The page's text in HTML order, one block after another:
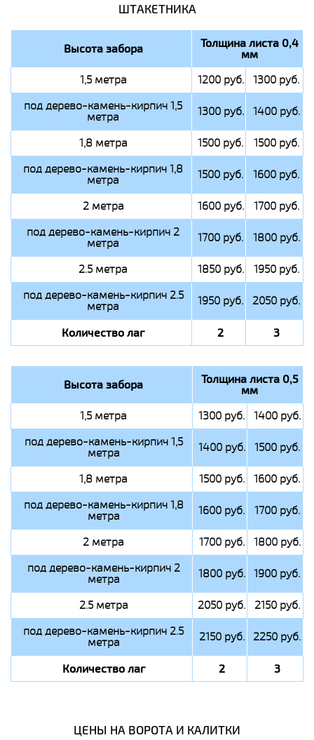
ШТАКЕТНИКА
Высота забора Толщина листа 0,4
мм
1,5 метра 1200 руб.
1300 руб.
под дерево-камень-кирпич 1,5
метра 1300 руб. 1400 руб.
1,8 метра 1500 руб.
1500 руб.
под дерево-камень-кирпич 1,8
метра 1500 руб. 1600 руб.
2 метра 1600 руб.
1700 руб.
под дерево-камень-кирпич 2
метра 1700 руб. 1800 руб.
2.5 метра 1850 руб.
1950 руб.
под дерево-камень-кирпич 2.5
метра 1950 руб. 2050 руб.
Количество лаг 2 3
Высота забора Толщина листа 0,5
мм
1,5 метра 1300 руб.
1400 руб.
под дерево-камень-кирпич 1,5
метра 1400 руб. 1500 руб.
1,8 метра 1500 руб.
1600 руб.
под дерево-камень-кирпич 1,8
метра 1600 руб. 1700 руб.
2 метра 1700 руб.
1800 руб.
под дерево-камень-кирпич 2
метра 1800 руб. 1900 руб.
2.5 метра 2050 руб.
2150 руб.
под дерево-камень-кирпич 2.5
метра 2150 руб. 2250 руб.
Количество лаг 2 3
ЦЕНЫ НА ВОРОТА И КАЛИТКИ